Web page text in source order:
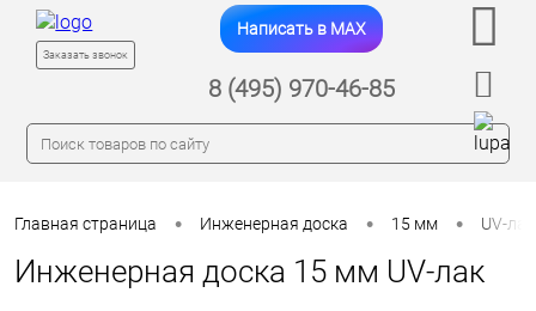
Заказать звонок
Написать в MAX
8 (495) 970-46-85
Главная страница • Инженерная доска • 15 мм • UV-лак
Инженерная доска 15 мм UV-лак